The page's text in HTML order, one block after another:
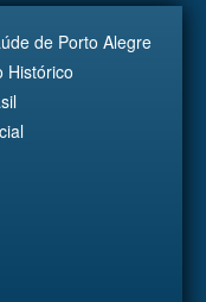
de Porto Alegre
Histórico